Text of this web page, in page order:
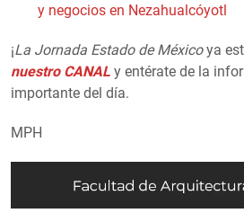
y negocios en Nezahualcóyotl
¡La Jornada Estado de Méxicoya
nuestro CANAL y entérate de la
importante del día.
MPH